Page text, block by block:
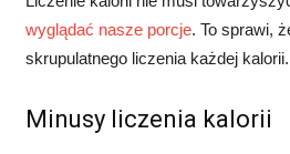
wyglądać nasze porcje. To sprawi,
skrupulatnego liczenia każdej kalorii.
Minusy liczenia kalorii